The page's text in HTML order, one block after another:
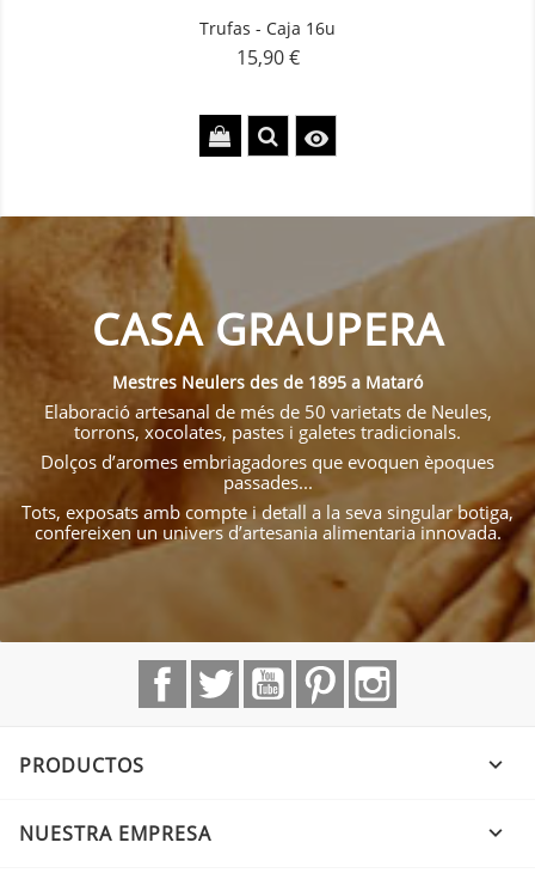
Trufas - Caja 16u
Precio
15,90 €

CASA GRAUPERA
Mestres Neulers des de 1895 a Mataró
Elaboració artesanal de més de 50 varietats de Neules,
torrons, xocolates, pastes i galetes tradicionals.
Dolços d’aromes embriagadores que evoquen èpoques
passades...
Tots, exposats amb compte i detall a la seva singular botiga,
confereixen un univers d’artesania alimentaria innovada.
FacebookTwitter YouTubePinterest
PRODUCTOS 
NUESTRA EMPRESA 